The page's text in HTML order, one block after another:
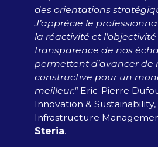
des orientations
J’apprécie le
la réactivité et
transparence de nos
permettent d’avancer de
constructive pour un
meilleur." Eric-Pierre
Innovation &
Infrastructure
Steria​.